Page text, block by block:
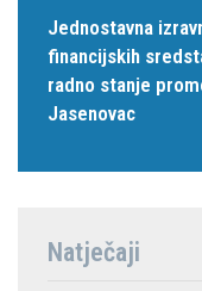
Jednostavna
financijskih
radno stanje
Jasenovac
Natječaji